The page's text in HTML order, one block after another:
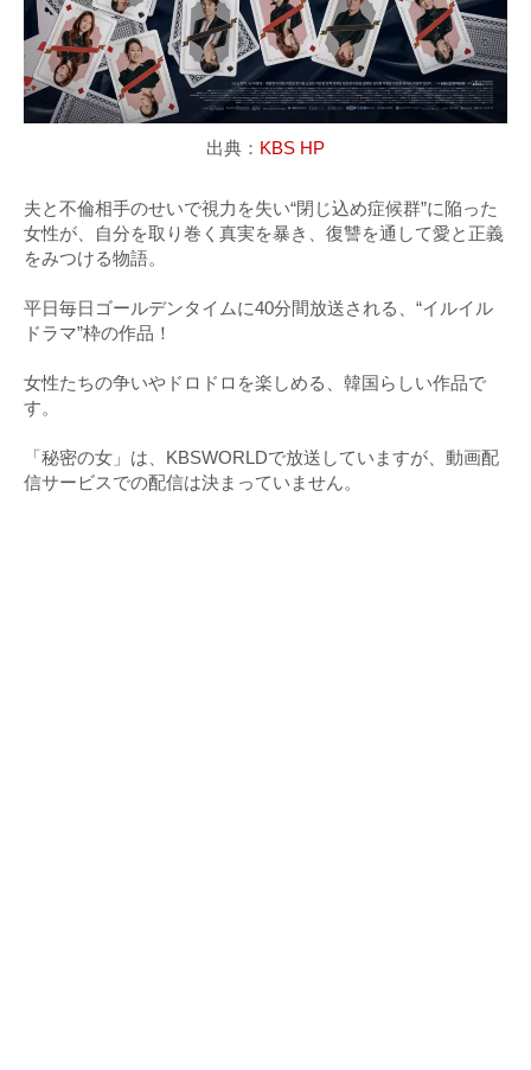
出典： KBS HP
夫と不倫相手のせいで視力を失い“閉じ込め症候群”に陥った
女性が、自分を取り巻く真実を暴き、復讐を通して愛と正義
をみつける物語。
平日毎日ゴールデンタイムに40分間放送される、“イルイル
ドラマ”枠の作品！
女性たちの争いやドロドロを楽しめる、韓国らしい作品で
す。
「秘密の女」は、KBSWORLDで放送していますが、動画配
信サービスでの配信は決まっていません。